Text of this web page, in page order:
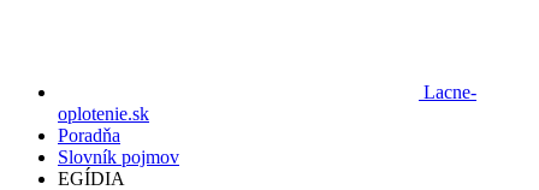
Lacne-
oplotenie.sk
Poradňa
Slovník pojmov
EGÍDIA